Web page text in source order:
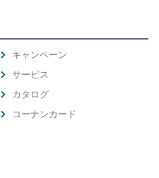
キャンペーン
サービス
カタログ
コーナンカード